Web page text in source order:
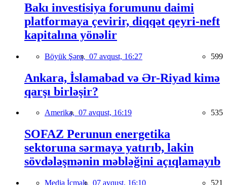
Bakı investisiya forumunu daimi
platformaya çevirir, diqqət qeyri-neft
kapitalına yönəlir
Böyük Şərq, 07 avqust, 16:27 599
Ankara, İslamabad və Ər-Riyad kimə
qarşı birləşir?
Amerika, 07 avqust, 16:19 535
SOFAZ Perunun energetika
sektoruna sərmayə yatırıb, lakin
sövdələşmənin məbləğini açıqlamayıb
Media İcmalı, 07 avqust, 16:10 521